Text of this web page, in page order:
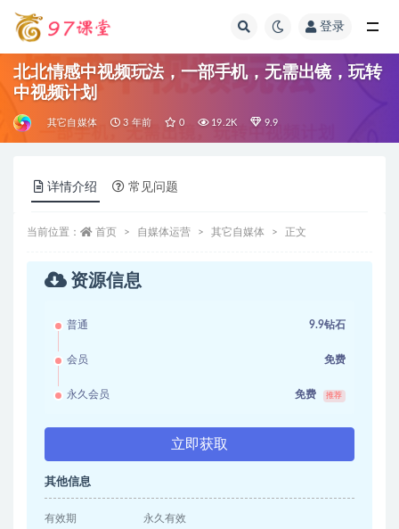
登录
北北情感中视频玩法，一部手机，无需出镜，玩转
中视频计划
其它自媒体 3 年前 0 19.2K 9.9
详情介绍 常见问题
当前位置： 首页 自媒体运营 其它自媒体 正文
资源信息
普通 9.9钻石
会员 免费
永久会员 免费 推荐
立即获取
其他信息
有效期 永久有效